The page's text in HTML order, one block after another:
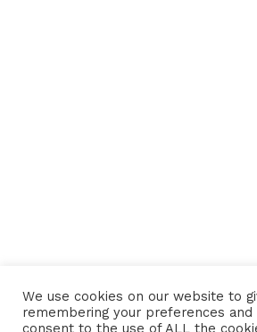
We use cookies on our website to
remembering your preferences and
consent to the use of ALL the